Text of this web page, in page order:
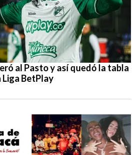
al Pasto y así quedó la tabla
Liga BetPlay